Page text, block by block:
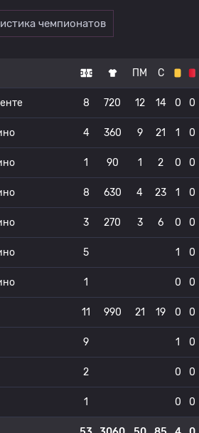
чемпионатов
ПМ С
8 720 12 14 0 0
4 360 9 21 1 0
1 90 1 2 0 0
8 630 4 23 1 0
3 270 3 6 0 0
5 1 0
1 0 0
11 990 21 19 0 0
9 1 0
2 0 0
1 0 0